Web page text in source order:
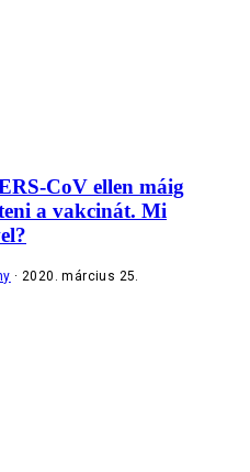
CoV ellen máig
a vakcinát. Mi
2020. március 25.